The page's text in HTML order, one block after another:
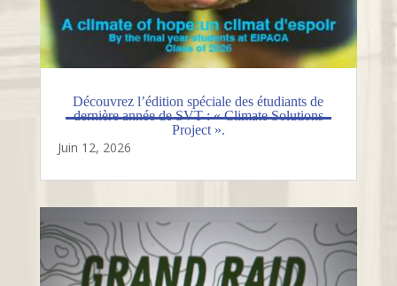
Découvrez l’édition spéciale des étudiants de
dernière année de SVT : « Climate Solutions
Project ».
Juin 12, 2026